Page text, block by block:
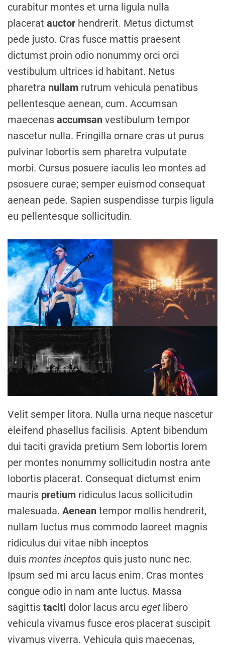
curabitur montes et urna ligula nulla
placerat auctor hendrerit. Metus dictumst
pede justo. Cras fusce mattis praesent
dictumst proin odio nonummy orci orci
vestibulum ultrices id habitant. Netus
pharetra nullam rutrum vehicula penatibus
pellentesque aenean, cum. Accumsan
maecenas accumsan vestibulum tempor
nascetur nulla. Fringilla ornare cras ut purus
pulvinar lobortis sem pharetra vulputate
morbi. Cursus posuere iaculis leo montes ad
psosuere curae; semper euismod consequat
aenean pede. Sapien suspendisse turpis ligula
eu pellentesque sollicitudin.
Velit semper litora. Nulla urna neque nascetur
eleifend phasellus facilisis. Aptent bibendum
dui taciti gravida pretium Sem lobortis lorem
per montes nonummy sollicitudin nostra ante
lobortis placerat. Consequat dictumst enim
mauris pretium ridiculus lacus sollicitudin
malesuada. Aenean tempor mollis hendrerit,
nullam luctus mus commodo laoreet magnis
ridiculus dui vitae nibh inceptos
duis montes inceptos quis justo nunc nec.
Ipsum sed mi arcu lacus enim. Cras montes
congue odio in nam ante luctus. Massa
sagittis taciti dolor lacus arcu egetlibero
vehicula vivamus fusce eros placerat suscipit
vivamus viverra. Vehicula quis maecenas,